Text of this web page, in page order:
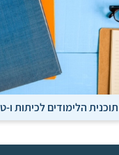
תוכנית הלימודים לכיתות ו-ט